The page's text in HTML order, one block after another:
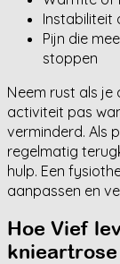
Instabiliteit
Pijn die
stoppen
Neem rust als
activiteit pas
verminderd. Als
regelmatig
hulp. Een
aanpassen en
Hoe Vief
knieartrose